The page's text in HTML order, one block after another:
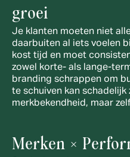
groei
Je klanten moeten niet
daarbuiten al iets voelen
kost tijd en moet
zowel korte- als lange-
branding schrappen om
te schuiven kan schadelijk
merkbekendheid, maar
Merken ×